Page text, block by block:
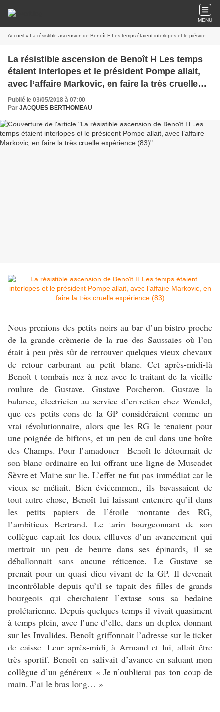
MENU
Accueil » La résistible ascension de Benoît H Les temps étaient interlopes et le président Pompe allait, avec l’affaire Markovic, en faire la très cruelle expérience (83)
La résistible ascension de Benoît H Les temps
étaient interlopes et le président Pompe allait,
avec l’affaire Markovic, en faire la très cruelle
expérience (83)
Publié le 03/05/2018 à 07:00
Par JACQUES BERTHOMEAU
Nous prenions des petits noirs au bar d’un bistro proche
de la grande crèmerie de la rue des Saussaies où l’on
était à peu près sûr de retrouver quelques vieux chevaux
de retour carburant au petit blanc. Cet après-midi-là
Benoît t tombais nez à nez avec le traitant de la vieille
roulure de Gustave. Gustave Porcheron. Gustave la
balance, électricien au service d’entretien chez Wendel,
que ces petits cons de la GP considéraient comme un
vrai révolutionnaire, alors que les RG le tenaient pour
une poignée de biftons, et un peu de cul dans une boîte
des Champs. Pour l’amadouer Benoît le détournait de
son blanc ordinaire en lui offrant une ligne de Muscadet
Sèvre et Maine sur lie. L’effet ne fut pas immédiat car le
vieux se méfiait. Bien évidemment, ils bavassaient de
tout autre chose, Benoît lui laissant entendre qu’il dans
les petits papiers de l’étoile montante des RG,
l’ambitieux Bertrand. Le tarin bourgeonnant de son
collègue captait les doux effluves d’un avancement qui
mettrait un peu de beurre dans ses épinards, il se
déballonnait sans aucune réticence. Le Gustave se
prenait pour un quasi dieu vivant de la GP. Il devenait
incontrôlable depuis qu’il se tapait des filles de grands
bourgeois qui cherchaient l’extase sous sa bedaine
prolétarienne. Depuis quelques temps il vivait quasiment
à temps plein, avec l’une d’elle, dans un duplex donnant
sur les Invalides. Benoît griffonnait l’adresse sur le ticket
de caisse. Leur après-midi, à Armand et lui, allait être
très sportif. Benoît en salivait d’avance en saluant mon
collègue d’un généreux « Je n’oublierai pas ton coup de
main. J’ai le bras long… »